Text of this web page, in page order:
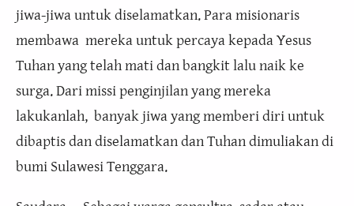
jiwa-jiwa untuk diselamatkan. Para misionaris
membawa mereka untuk percaya kepada Yesus
Tuhan yang telah mati dan bangkit lalu naik ke
surga. Dari missi penginjilan yang mereka
lakukanlah, banyak jiwa yang memberi diri untuk
dibaptis dan diselamatkan dan Tuhan dimuliakan di
bumi Sulawesi Tenggara.